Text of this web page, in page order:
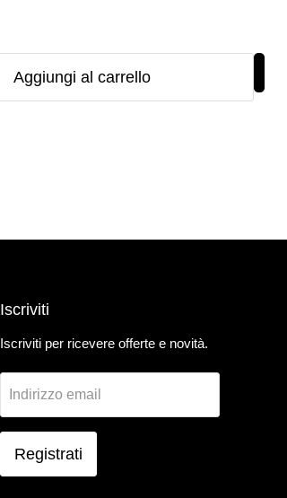
Aggiungi al carrello
Iscriviti
Iscriviti per ricevere offerte e novità.
Indirizzo email
Registrati